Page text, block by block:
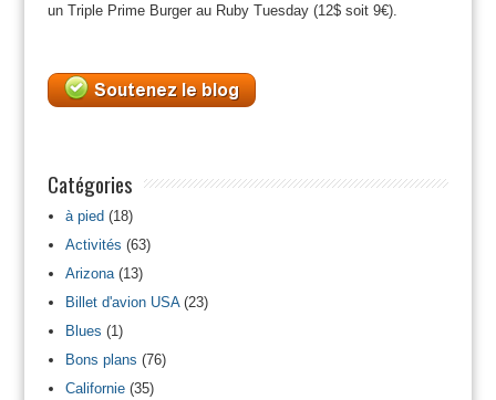
un Triple Prime Burger au Ruby Tuesday (12$ soit 9€).
Catégories
à pied (18)
Activités (63)
Arizona(13)
Billet d'avion USA(23)
Blues (1)
Bons plans (76)
Californie(35)